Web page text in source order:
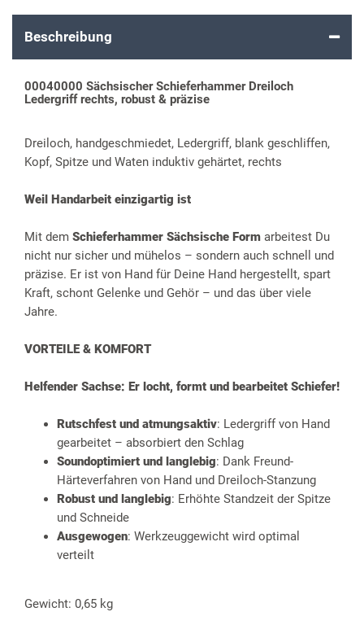
Beschreibung
00040000 Sächsischer Schieferhammer Dreiloch
Ledergriff rechts, robust & präzise
Dreiloch, handgeschmiedet, Ledergriff, blank geschliffen,
Kopf, Spitze und Waten induktiv gehärtet, rechts
Weil Handarbeit einzigartig ist
Mit dem Schieferhammer Sächsische Form arbeitest Du
nicht nur sicher und mühelos – sondern auch schnell und
präzise. Er ist von Hand für Deine Hand hergestellt, spart
Kraft, schont Gelenke und Gehör – und das über viele
Jahre.
VORTEILE & KOMFORT
Helfender Sachse: Er locht, formt und bearbeitet Schiefer!
Rutschfest und atmungsaktiv: Ledergriff von Hand
gearbeitet – absorbiert den Schlag
Soundoptimiert und langlebig: Dank Freund-
Härteverfahren von Hand und Dreiloch-Stanzung
Robust und langlebig: Erhöhte Standzeit der Spitze
und Schneide
Ausgewogen: Werkzeuggewicht wird optimal
verteilt
Gewicht: 0,65 kg